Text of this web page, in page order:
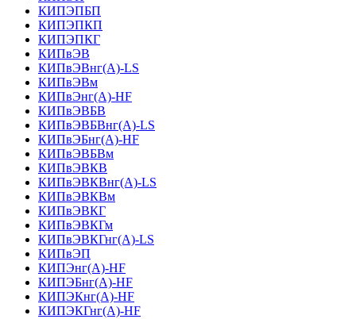
КИПЭПБП
КИПЭПКП
КИПЭПКГ
КИПвЭВ
КИПвЭВнг(А)-LS
КИПвЭВм
КИПвЭнг(А)-HF
КИПвЭВБВ
КИПвЭВБВнг(А)-LS
КИПвЭБнг(А)-HF
КИПвЭВБВм
КИПвЭВКВ
КИПвЭВКВнг(А)-LS
КИПвЭВКВм
КИПвЭВКГ
КИПвЭВКГм
КИПвЭВКГнг(А)-LS
КИПвЭП
КИПЭнг(А)-HF
КИПЭБнг(А)-HF
КИПЭКнг(А)-HF
КИПЭКГнг(А)-HF